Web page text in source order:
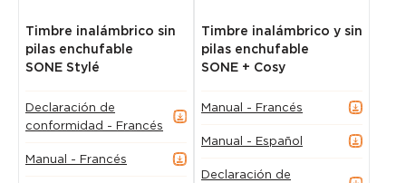
Timbre inalámbrico sin
pilas enchufable
SONE Stylé
Declaración de
conformidad - Francés
Manual - Francés
Timbre inalámbrico y sin
pilas enchufable
SONE + Cosy
Manual - Francés
Manual - Español
Declaración de